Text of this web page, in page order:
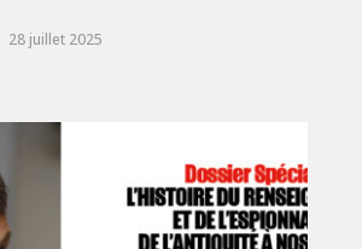
28 juillet 2025